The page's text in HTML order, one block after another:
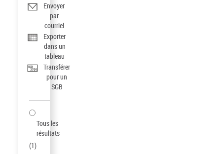
Envoyer
par
courriel
Exporter
dans un
tableau
Transférer
pour un
SGB
Tous les
résultats
(1)